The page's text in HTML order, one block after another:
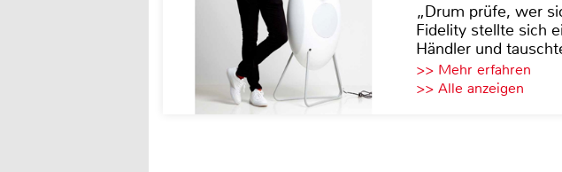
„Drum prüfe, wer
Fidelity stellte sich
Händler und
>> Mehr erfahren
>> Alle anzeigen